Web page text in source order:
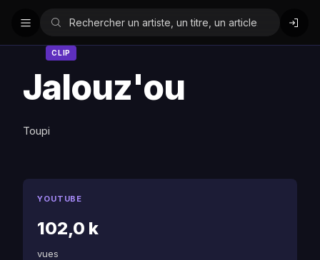
CLIP
Jalouz'ou
Toupi
YOUTUBE
102,0 k
vues